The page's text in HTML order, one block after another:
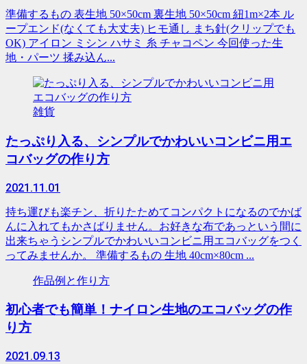
準備するもの 表生地 50×50cm 裏生地 50×50cm 紐1m×2本 ル
ープエンド(なくても大丈夫) ヒモ通し まち針(クリップでも
OK) アイロン ミシン ハサミ 糸 チャコペン 今回使った生
地・パーツ 揉み込ん...
雑貨
たっぷり入る、シンプルでかわいいコンビニ用エ
コバッグの作り方
2021.11.01
持ち運びも楽チン、折りたためてコンパクトになるのでかば
んに入れてもかさばりません。お好きな布であっという間に
出来ちゃうシンプルでかわいいコンビニ用エコバッグをつく
ってみませんか。 準備するもの 生地 40cm×80cm ...
作品例と作り方
初心者でも簡単！ナイロン生地のエコバッグの作
り方
2021.09.13